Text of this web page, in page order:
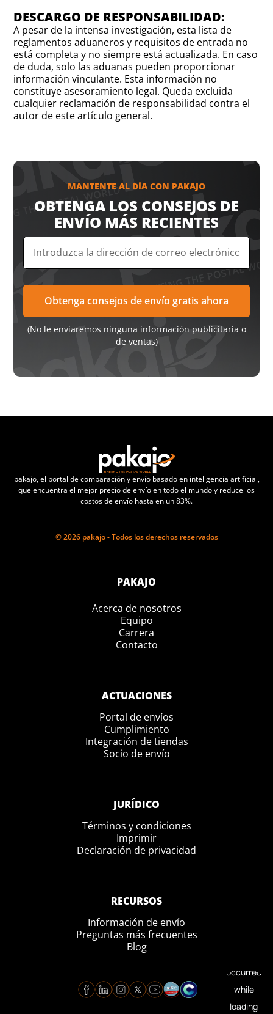
DESCARGO DE RESPONSABILIDAD:
A pesar de la intensa investigación, esta lista de
reglamentos aduaneros y requisitos de entrada no
está completa y no siempre está actualizada. En caso
de duda, solo las aduanas pueden proporcionar
información vinculante. Esta información no
constituye asesoramiento legal. Queda excluida
cualquier reclamación de responsabilidad contra el
autor de este artículo general.
MANTENTE AL DÍA CON PAKAJO
OBTENGA LOS CONSEJOS DE
ENVÍO MÁS RECIENTES
(No le enviaremos ninguna información publicitaria o
de ventas)
pakajo, el portal de comparación y envío basado en inteligencia artificial,
que encuentra el mejor precio de envío en todo el mundo y reduce los
costos de envío hasta en un 83%.
© 2026 pakajo - Todos los derechos reservados
PAKAJO
Acerca de nosotros
Equipo
Carrera
Contacto
ACTUACIONES
Portal de envíos
Cumplimiento
Integración de tiendas
Socio de envío
JURÍDICO
Términos y condiciones
Imprimir
Declaración de privacidad
RECURSOS
Información de envío
Preguntas más frecuentes
Blog